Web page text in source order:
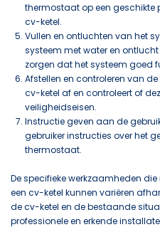
thermostaat op een geschikte
cv-ketel.
Vullen en ontluchten van het
systeem met water en
zorgen dat het systeem goed
Afstellen en controleren van
cv-ketel af en controleert of
veiligheidseisen.
Instructie geven aan de
gebruiker instructies over het
thermostaat.
De specifieke werkzaamheden
een cv-ketel kunnen variëren
de cv-ketel en de bestaande
professionele en erkende